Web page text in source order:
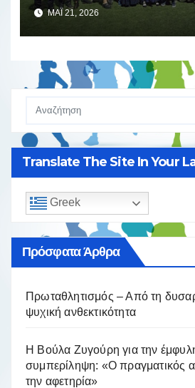
αθλητισμού και
ΜΆΙ 21, 2026
Translate The Site In Your
Greek
Πρόσφατα Άρθρα
Πρωταθλητισμός – Από τη
ψυχική ανθεκτικότητα
Η Βούλα Ζυγούρη για την έμφυλη
συμπερίληψη: «Ο πραγματικός
την αφετηρία»